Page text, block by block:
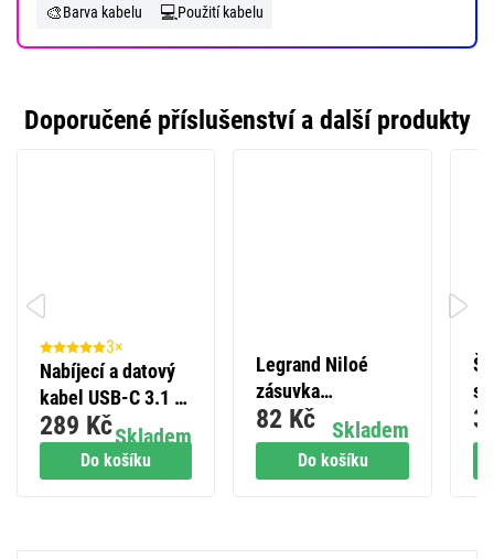
🎨Barva kabelu 💻Použití kabelu
Doporučené příslušenství a další produkty
Do košíku
3×
Nabíjecí a datový
kabel USB-C 3.1 /
USB-C 3.1, 1 m,
černý
Skladem
289 Kč
Do košíku
Legrand Niloé
zásuvka
jednonásobná,
béžová
Skladem
82 Kč